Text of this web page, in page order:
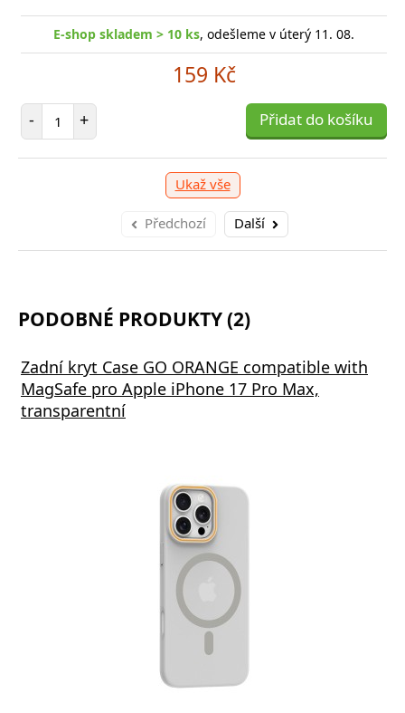
E-shop skladem > 10 ks, odešleme v úterý 11. 08.
159 Kč
- Počet položek
+ Přidat do košíku
Ukaž vše
Předchozí Další
skladem > 10 ks, odešleme v úterý 11. 08.
položek
+ Přidat do košíku -
PODOBNÉ PRODUKTY (2)
Zadní kryt Case GO ORANGE compatible with
MagSafe pro Apple iPhone 17 Pro Max,
transparentní